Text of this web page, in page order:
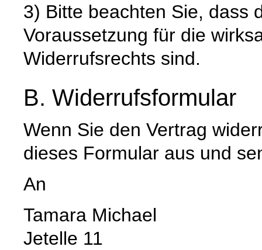
3) Bitte beachten Sie, dass
Voraussetzung für die
Widerrufsrechts sind.
B. Widerrufsformular
Wenn Sie den Vertrag
dieses Formular aus und
An
Tamara Michael
Jetelle 11